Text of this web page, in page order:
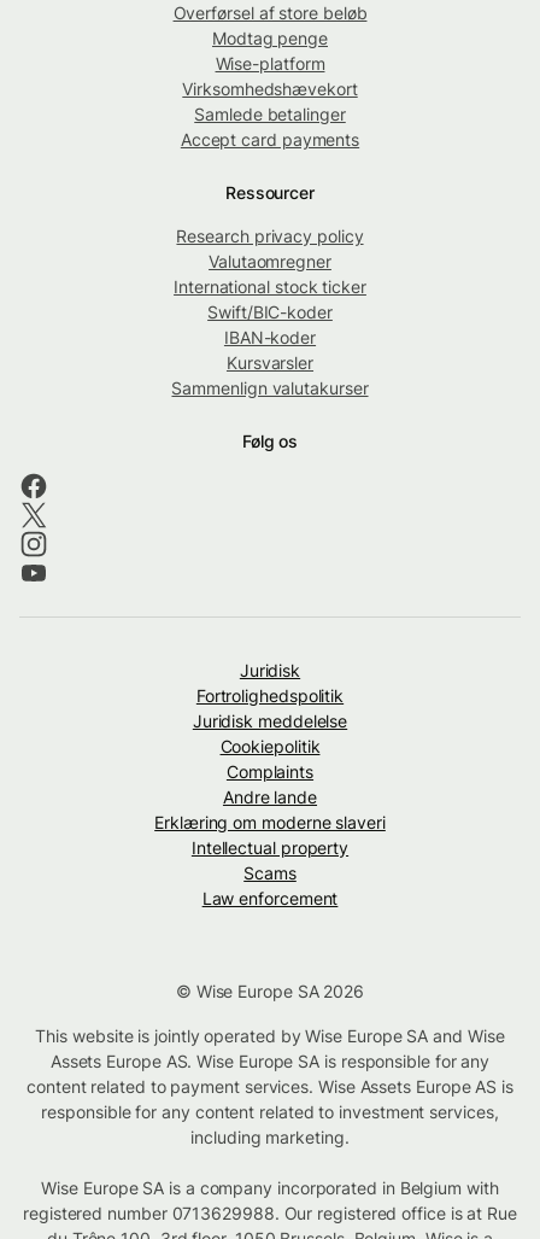
Overførsel af store beløb
Modtag penge
Wise-platform
Virksomhedshævekort
Samlede betalinger
Accept card payments
Ressourcer
Research privacy policy
Valutaomregner
International stock ticker
Swift/BIC-koder
IBAN-koder
Kursvarsler
Sammenlign valutakurser
Følg os
Juridisk
Fortrolighedspolitik
Juridisk meddelelse
Cookiepolitik
Complaints
Andre lande
Erklæring om moderne slaveri
Intellectual property
Scams
Law enforcement
© Wise Europe SA 2026
This website is jointly operated by Wise Europe SA and Wise
Assets Europe AS. Wise Europe SA is responsible for any
content related to payment services. Wise Assets Europe AS is
responsible for any content related to investment services,
including marketing.
Wise Europe SA is a company incorporated in Belgium with
registered number 0713629988. Our registered office is at Rue